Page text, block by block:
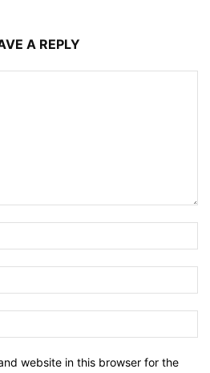
A REPLY
website in this browser for the